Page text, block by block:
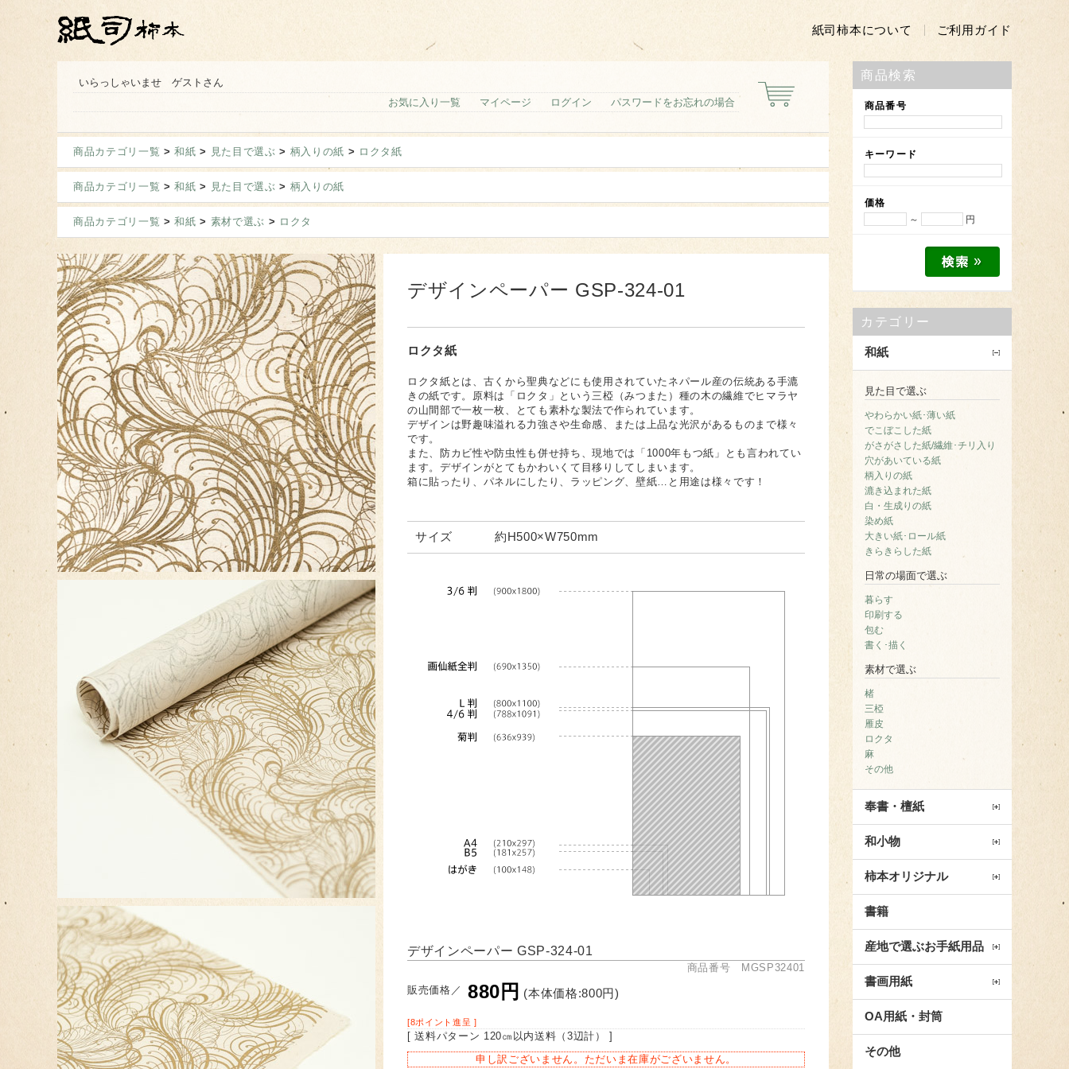
ご利用ガイド
紙司柿本について
いらっしゃいませ ゲストさん
お気に入り一覧
マイページ ログイン パスワードをお忘れの場合
商品カテゴリ一覧 >和紙 > 見た目で選ぶ > 柄入りの紙 > ロクタ紙
商品カテゴリ一覧 >和紙 > 見た目で選ぶ > 柄入りの紙
商品カテゴリ一覧 >和紙 > 素材で選ぶ > ロクタ
デザインペーパー GSP-324-01
ロクタ紙
ロクタ紙とは、古くから聖典などにも使用されていたネパール産の伝統ある手漉
きの紙です。原料は「ロクタ」という三椏（みつまた）種の木の繊維でヒマラヤ
の山間部で一枚一枚、とても素朴な製法で作られています。
デザインは野趣味溢れる力強さや生命感、または上品な光沢があるものまで様々
です。
また、防カビ性や防虫性も併せ持ち、現地では「1000年もつ紙」とも言われてい
ます。デザインがとてもかわいくて目移りしてしまいます。
箱に貼ったり、パネルにしたり、ラッピング、壁紙…と用途は様々です！
サイズ 約H500×W750mm
デザインペーパー GSP-324-01
商品番号 MGSP32401
販売価格／
880円 (本体価格:800円)
[8ポイント進呈 ]
[ 送料パターン 120㎝以内送料（3辺計） ]
申し訳ございません。ただいま在庫がございません。
商品検索
商品番号
キーワード
価格
～
円
カテゴリー
和紙
見た目で選ぶ
やわらかい紙･薄い紙
でこぼこした紙
がさがさした紙/繊維･チリ入り
穴があいている紙
柄入りの紙
漉き込まれた紙
白・生成りの紙
染め紙
大きい紙･ロール紙
きらきらした紙
日常の場面で選ぶ
暮らす
印刷する
包む
書く･描く
素材で選ぶ
楮
三椏
雁皮
ロクタ
麻
その他
奉書・檀紙
和小物
柿本オリジナル
書籍
産地で選ぶお手紙用品
書画用紙
OA用紙・封筒
その他